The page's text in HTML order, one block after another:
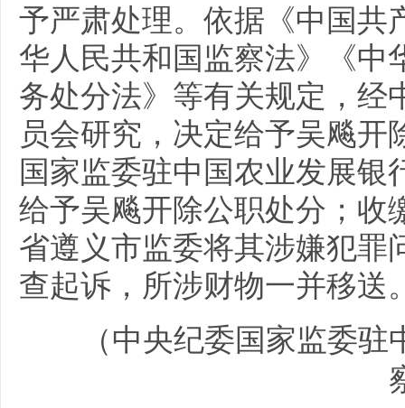
予严肃处理。依据《中国共
华人民共和国监察法》《中
务处分法》等有关规定，经
员会研究，决定给予吴飚开
国家监委驻中国农业发展银
给予吴飚开除公职处分；收
省遵义市监委将其涉嫌犯罪
查起诉，所涉财物一并移送
（中央纪委国家监委驻